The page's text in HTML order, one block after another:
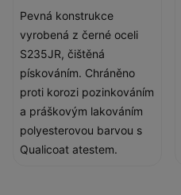
Pevná konstrukce
vyrobená z černé oceli
S235JR, čištěná
pískováním. Chráněno
proti korozi pozinkováním
a práškovým lakováním
polyesterovou barvou s
Qualicoat atestem.